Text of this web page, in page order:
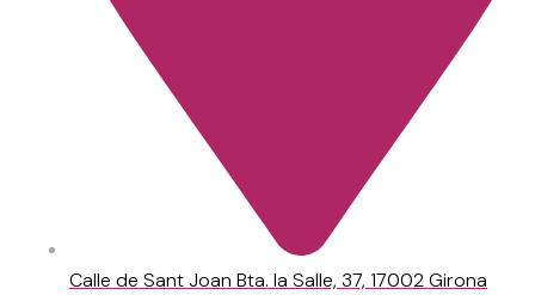
Calle de Sant Joan Bta. la Salle, 37, 17002 Girona